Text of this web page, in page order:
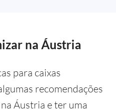
na Áustria
para caixas
recomendações
Áustria e ter uma